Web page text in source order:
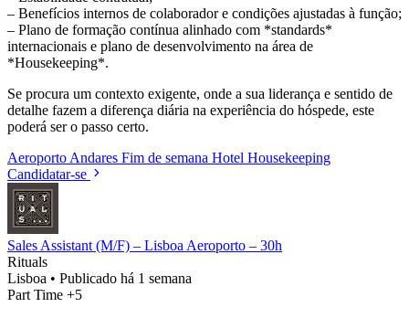
– Benefícios internos de colaborador e condições ajustadas à função;
– Plano de formação contínua alinhado com *standards*
internacionais e plano de desenvolvimento na área de
*Housekeeping*.
Se procura um contexto exigente, onde a sua liderança e sentido de
detalhe fazem a diferença diária na experiência do hóspede, este
poderá ser o passo certo.
Aeroporto Andares Fim de semana Hotel Housekeeping
Candidatar-se
Sales Assistant (M/F) – Lisboa Aeroporto – 30h
Rituals
Lisboa • Publicado há 1 semana
Part Time +5